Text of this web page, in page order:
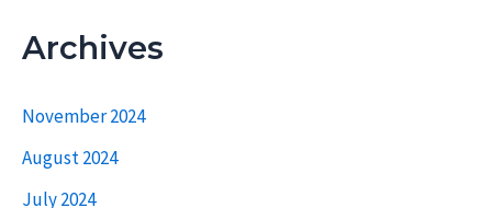
Archives
November 2024
August 2024
July 2024